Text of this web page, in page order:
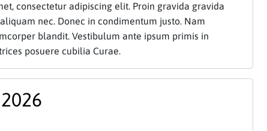
consectetur adipiscing elit. Proin gravida gravida
nec. Donec in condimentum justo. Nam
blandit. Vestibulum ante ipsum primis in
posuere cubilia Curae.